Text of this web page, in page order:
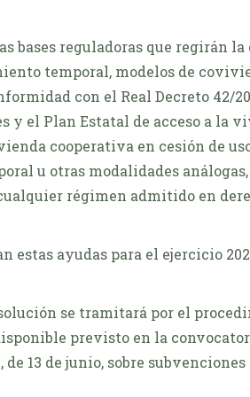
bases reguladoras que regirán la
temporal, modelos de
con el Real Decreto 42/
y el Plan Estatal de acceso a la
cooperativa en cesión de
u otras modalidades
régimen admitido en
estas ayudas para el ejercicio
se tramitará por el
previsto en la
13 de junio, sobre subvenciones